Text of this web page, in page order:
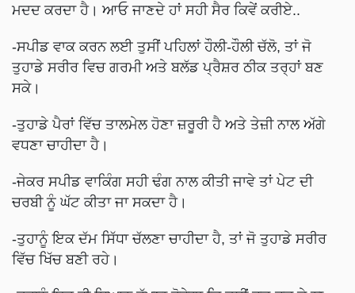
ਮਦਦ ਕਰਦਾ ਹੈ। ਆਓ ਜਾਣਦੇ ਹਾਂ ਸਹੀ ਸੈਰ ਕਿਵੇਂ ਕਰੀਏ..
-ਸਪੀਡ ਵਾਕ ਕਰਨ ਲਈ ਤੁਸੀਂ ਪਹਿਲਾਂ ਹੌਲੀ-ਹੌਲੀ ਚੱਲੋ, ਤਾਂ ਜੋ
ਤੁਹਾਡੇ ਸਰੀਰ ਵਿਚ ਗਰਮੀ ਅਤੇ ਬਲੱਡ ਪ੍ਰੈਸ਼ਰ ਠੀਕ ਤਰ੍ਹਾਂ ਬਣ
ਸਕੇ।
-ਤੁਹਾਡੇ ਪੈਰਾਂ ਵਿੱਚ ਤਾਲਮੇਲ ਹੋਣਾ ਜ਼ਰੂਰੀ ਹੈ ਅਤੇ ਤੇਜ਼ੀ ਨਾਲ ਅੱਗੇ
ਵਧਣਾ ਚਾਹੀਦਾ ਹੈ।
-ਜੇਕਰ ਸਪੀਡ ਵਾਕਿੰਗ ਸਹੀ ਢੰਗ ਨਾਲ ਕੀਤੀ ਜਾਵੇ ਤਾਂ ਪੇਟ ਦੀ
ਚਰਬੀ ਨੂੰ ਘੱਟ ਕੀਤਾ ਜਾ ਸਕਦਾ ਹੈ।
-ਤੁਹਾਨੂੰ ਇਕ ਦੱਮ ਸਿੱਧਾ ਚੱਲਣਾ ਚਾਹੀਦਾ ਹੈ, ਤਾਂ ਜੋ ਤੁਹਾਡੇ ਸਰੀਰ
ਵਿੱਚ ਖਿੱਚ ਬਣੀ ਰਹੇ।